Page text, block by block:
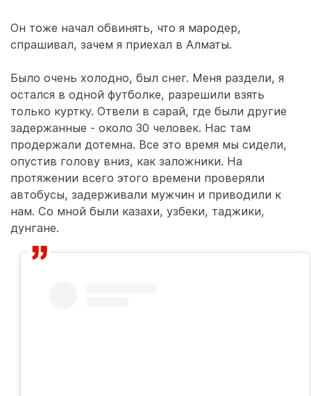
Он тоже начал обвинять, что я мародер,
спрашивал, зачем я приехал в Алматы.
Было очень холодно, был снег. Меня раздели, я
остался в одной футболке, разрешили взять
только куртку. Отвели в сарай, где были другие
задержанные - около 30 человек. Нас там
продержали дотемна. Все это время мы сидели,
опустив голову вниз, как заложники. На
протяжении всего этого времени проверяли
автобусы, задерживали мужчин и приводили к
нам. Со мной были казахи, узбеки, таджики,
дунгане.